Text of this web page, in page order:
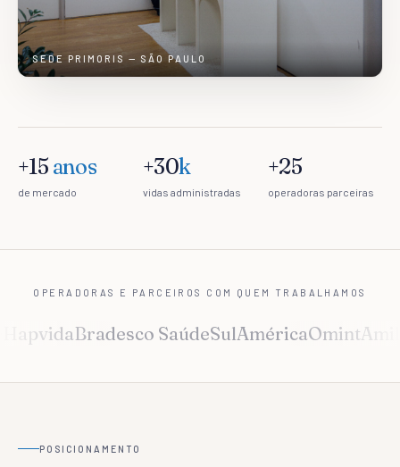
SEDE PRIMORIS — SÃO PAULO
+15 anos
de mercado
+30k
vidas administradas
+25
operadoras parceiras
OPERADORAS E PARCEIROS COM QUEM TRABALHAMOS
Bradesco SaúdeSulAméricaOmintAmil
POSICIONAMENTO